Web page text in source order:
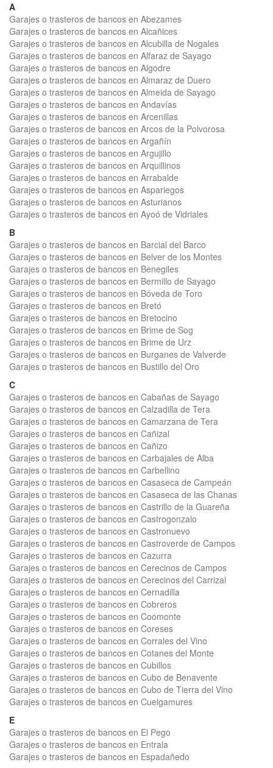
A
Garajes o trasteros de bancos en Abezames
Garajes o trasteros de bancos en Alcañices
Garajes o trasteros de bancos en Alcubilla de Nogales
Garajes o trasteros de bancos en Alfaraz de Sayago
Garajes o trasteros de bancos en Algodre
Garajes o trasteros de bancos en Almaraz de Duero
Garajes o trasteros de bancos en Almeida de Sayago
Garajes o trasteros de bancos en Andavías
Garajes o trasteros de bancos en Arcenillas
Garajes o trasteros de bancos en Arcos de la Polvorosa
Garajes o trasteros de bancos en Argañín
Garajes o trasteros de bancos en Argujillo
Garajes o trasteros de bancos en Arquillinos
Garajes o trasteros de bancos en Arrabalde
Garajes o trasteros de bancos en Aspariegos
Garajes o trasteros de bancos en Asturianos
Garajes o trasteros de bancos en Ayoó de Vidriales
B
Garajes o trasteros de bancos en Barcial del Barco
Garajes o trasteros de bancos en Belver de los Montes
Garajes o trasteros de bancos en Benegiles
Garajes o trasteros de bancos en Bermillo de Sayago
Garajes o trasteros de bancos en Bóveda de Toro
Garajes o trasteros de bancos en Bretó
Garajes o trasteros de bancos en Bretocino
Garajes o trasteros de bancos en Brime de Sog
Garajes o trasteros de bancos en Brime de Urz
Garajes o trasteros de bancos en Burganes de Valverde
Garajes o trasteros de bancos en Bustillo del Oro
C
Garajes o trasteros de bancos en Cabañas de Sayago
Garajes o trasteros de bancos en Calzadilla de Tera
Garajes o trasteros de bancos en Camarzana de Tera
Garajes o trasteros de bancos en Cañizal
Garajes o trasteros de bancos en Cañizo
Garajes o trasteros de bancos en Carbajales de Alba
Garajes o trasteros de bancos en Carbellino
Garajes o trasteros de bancos en Casaseca de Campeán
Garajes o trasteros de bancos en Casaseca de las Chanas
Garajes o trasteros de bancos en Castrillo de la Guareña
Garajes o trasteros de bancos en Castrogonzalo
Garajes o trasteros de bancos en Castronuevo
Garajes o trasteros de bancos en Castroverde de Campos
Garajes o trasteros de bancos en Cazurra
Garajes o trasteros de bancos en Cerecinos de Campos
Garajes o trasteros de bancos en Cerecinos del Carrizal
Garajes o trasteros de bancos en Cernadilla
Garajes o trasteros de bancos en Cobreros
Garajes o trasteros de bancos en Coomonte
Garajes o trasteros de bancos en Coreses
Garajes o trasteros de bancos en Corrales del Vino
Garajes o trasteros de bancos en Cotanes del Monte
Garajes o trasteros de bancos en Cubillos
Garajes o trasteros de bancos en Cubo de Benavente
Garajes o trasteros de bancos en Cubo de Tierra del Vino
Garajes o trasteros de bancos en Cuelgamures
E
Garajes o trasteros de bancos en El Pego
Garajes o trasteros de bancos en Entrala
Garajes o trasteros de bancos en Espadañedo